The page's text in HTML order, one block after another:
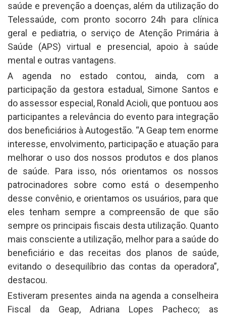
saúde e prevenção a doenças, além da utilização do
Telessaúde, com pronto socorro 24h para clínica
geral e pediatria, o serviço de Atenção Primária à
Saúde (APS) virtual e presencial, apoio à saúde
mental e outras vantagens.
A agenda no estado contou, ainda, com a
participação da gestora estadual, Simone Santos e
do assessor especial, Ronald Acioli, que pontuou aos
participantes a relevância do evento para integração
dos beneficiários à Autogestão. “A Geap tem enorme
interesse, envolvimento, participação e atuação para
melhorar o uso dos nossos produtos e dos planos
de saúde. Para isso, nós orientamos os nossos
patrocinadores sobre como está o desempenho
desse convênio, e orientamos os usuários, para que
eles tenham sempre a compreensão de que são
sempre os principais fiscais desta utilização. Quanto
mais consciente a utilização, melhor para a saúde do
beneficiário e das receitas dos planos de saúde,
evitando o desequilíbrio das contas da operadora”,
destacou.
Estiveram presentes ainda na agenda a conselheira
Fiscal da Geap, Adriana Lopes Pacheco; as